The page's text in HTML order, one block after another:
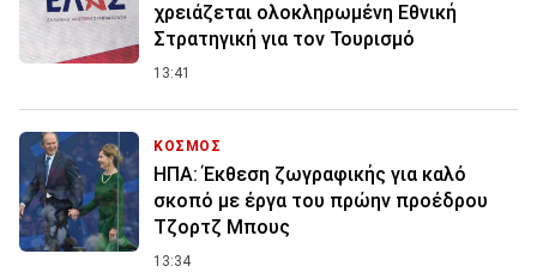
χρειάζεται ολοκληρωμένη Εθνική
Στρατηγική για τον Τουρισμό
13:41
ΚΟΣΜΟΣ
ΗΠΑ: Έκθεση ζωγραφικής για καλό
σκοπό με έργα του πρώην προέδρου
Τζορτζ Μπους
13:34